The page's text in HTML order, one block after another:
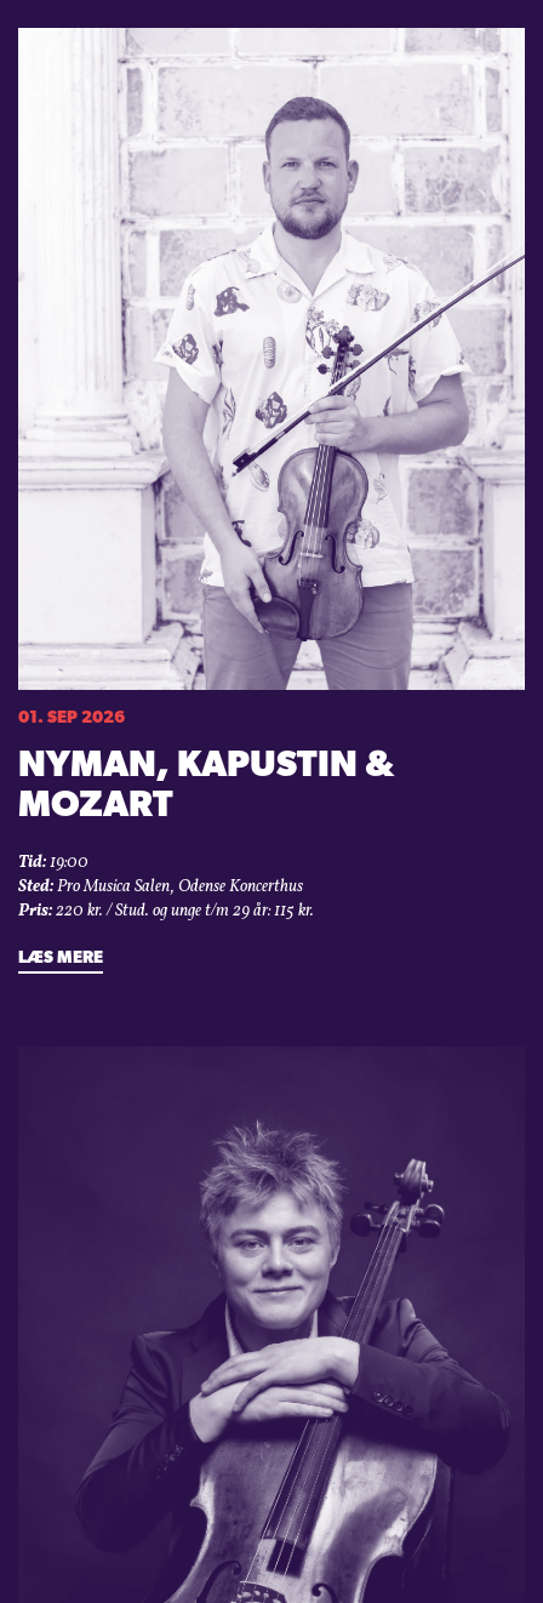
01. SEP 2026
NYMAN, KAPUSTIN &
MOZART
Tid:19:00
Sted:Pro Musica Salen, Odense Koncerthus
Pris:220 kr. / Stud. og unge t/m 29 år: 115 kr.
LÆS MERE